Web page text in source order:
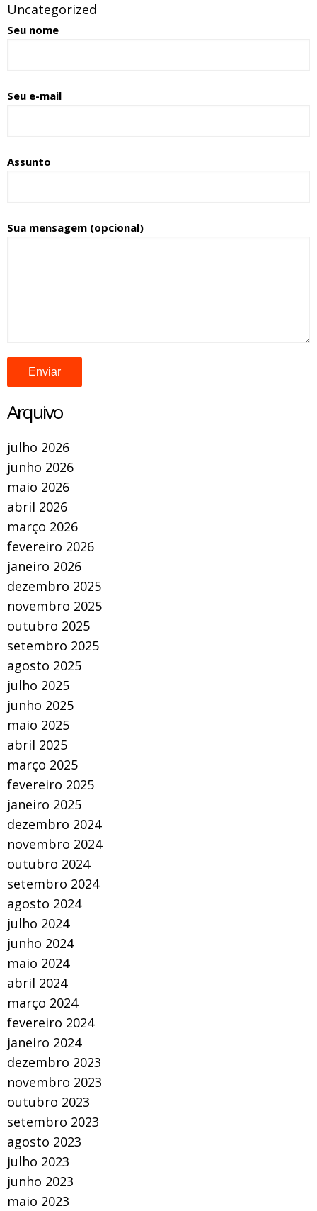
Uncategorized
Seu nome
Seu e-mail
Assunto
Sua mensagem (opcional)
Arquivo
julho 2026
junho 2026
maio 2026
abril 2026
março 2026
fevereiro 2026
janeiro 2026
dezembro 2025
novembro 2025
outubro 2025
setembro 2025
agosto 2025
julho 2025
junho 2025
maio 2025
abril 2025
março 2025
fevereiro 2025
janeiro 2025
dezembro 2024
novembro 2024
outubro 2024
setembro 2024
agosto 2024
julho 2024
junho 2024
maio 2024
abril 2024
março 2024
fevereiro 2024
janeiro 2024
dezembro 2023
novembro 2023
outubro 2023
setembro 2023
agosto 2023
julho 2023
junho 2023
maio 2023